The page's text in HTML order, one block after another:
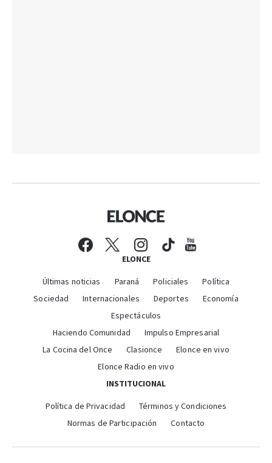
ELONCE
Últimas noticias Paraná Policiales
Política
Sociedad
Internacionales Deportes
Economía
Espectáculos
Haciendo Comunidad
Impulso Empresarial
La Cocina del Once
Clasionce
Elonce en vivo
Elonce Radio en vivo
INSTITUCIONAL
Política de Privacidad
Términos y Condiciones
Normas de Participación
Contacto